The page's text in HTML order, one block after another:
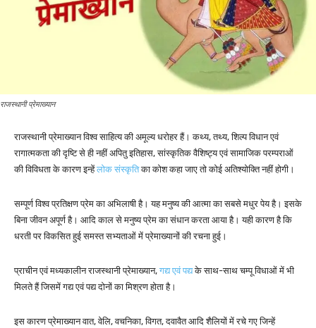
राजस्थानी प्रेमाख्यान
राजस्थानी प्रेमाख्यान विश्व साहित्य की अमूल्य धरोहर हैं। कथ्य, तथ्य, शिल्प विधान एवं
रागात्मकता की दृष्टि से ही नहीं अपितु इतिहास, सांस्कृतिक वैशिष्ट्य एवं सामाजिक परम्पराओं
की विविधता के कारण इन्हेंलोक संस्कृतिका कोश कहा जाए तो कोई अतिश्योक्ति नहीं होगी।
सम्पूर्ण विश्व प्रतिक्षण प्रेम का अभिलाषी है। यह मनुष्य की आत्मा का सबसे मधुर पेय है। इसके
बिना जीवन अपूर्ण है। आदि काल से मनुष्य प्रेम का संधान करता आया है। यही कारण है कि
धरती पर विकसित हुई समस्त सभ्यताओं में प्रेमाख्यानों की रचना हुई।
प्राचीन एवं मध्यकालीन राजस्थानी प्रेमाख्यान, गद्य एवं पद्यके साथ-साथ चम्पू विधाओं में भी
मिलते हैं जिसमें गद्य एवं पद्य दोनों का मिश्रण होता है।
इस कारण प्रेमाख्यान वात, वेलि, वचनिका, विगत, दवावैत आदि शैलियों में रचे गए जिन्हें